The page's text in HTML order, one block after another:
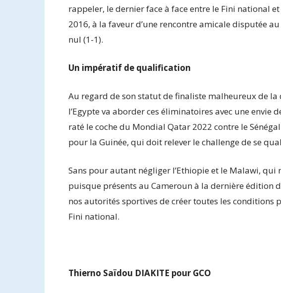
rappeler, le dernier face à face entre le Fini national
2016, à la faveur d’une rencontre amicale disputée
nul (1-1).
Un impératif de qualification
Au regard de son statut de finaliste malheureux de la
l’Egypte va aborder ces éliminatoires avec une envie
raté le coche du Mondial Qatar 2022 contre le
pour la Guinée, qui doit relever le challenge de se
Sans pour autant négliger l’Ethiopie et le Malawi, qui
puisque présents au Cameroun à la dernière édition
nos autorités sportives de créer toutes les conditions
Fini national.
Thierno Saïdou DIAKITE pour GCO